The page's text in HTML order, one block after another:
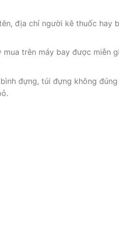
địa chỉ người kê thuốc hay
mua trên máy bay được miễn
đựng, túi đựng không đúng